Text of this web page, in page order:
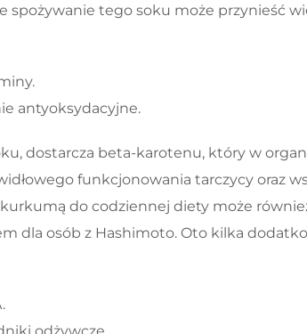
tego soku może przynieść
antyoksydacyjne.
dostarcza beta-karotenu, który w
funkcjonowania tarczycy oraz
kurkumą do codziennej diety może
dla osób z Hashimoto. Oto kilka